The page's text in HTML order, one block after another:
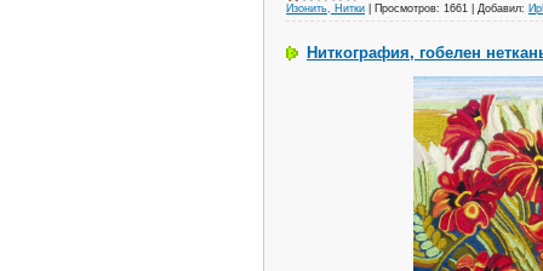
Изонить, Нитки Просмотров: 1661 Добавил:
Ниткография, гобелен